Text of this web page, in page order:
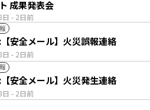
- 2日前
成果発表会
- 2日前
安全メール】火災誤報連絡
- 2日前
安全メール】火災発生連絡